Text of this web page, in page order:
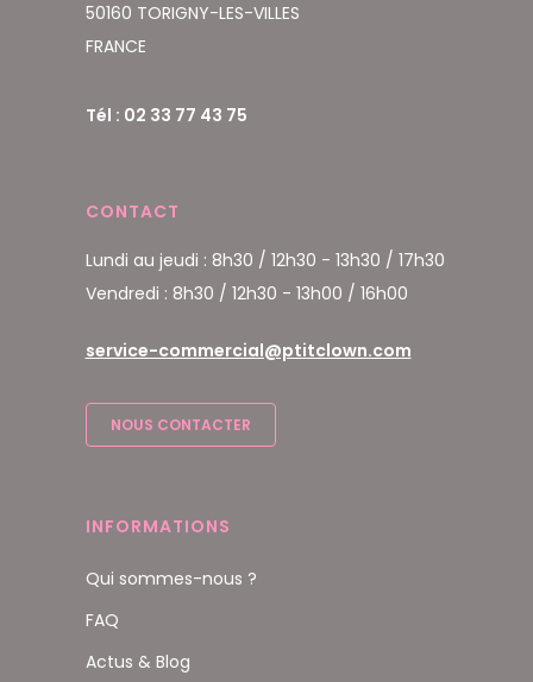
50160 TORIGNY-LES-VILLES
FRANCE
Tél : 02 33 77 43 75
CONTACT
Lundi au jeudi : 8h30 / 12h30 - 13h30 / 17h30
Vendredi : 8h30 / 12h30 - 13h00 / 16h00
service-commercial@ptitclown.com
NOUS CONTACTER
INFORMATIONS
Qui sommes-nous ?
FAQ
Actus & Blog